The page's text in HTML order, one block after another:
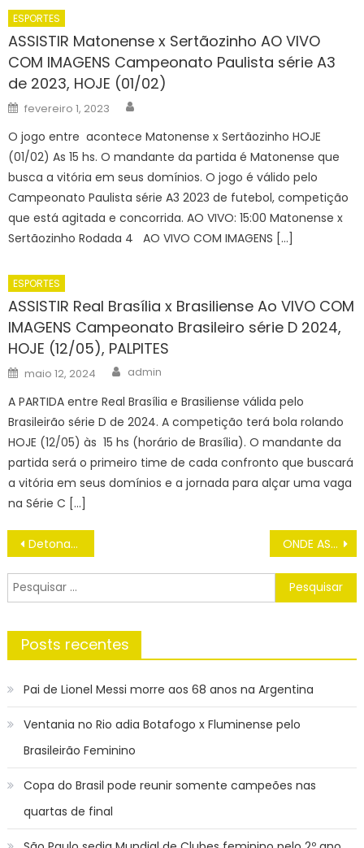
ESPORTES
ASSISTIR Matonense x Sertãozinho AO VIVO
COM IMAGENS Campeonato Paulista série A3
de 2023, HOJE (01/02)
Posted
on
fevereiro 1, 2023
O jogo entre acontece Matonense x Sertãozinho HOJE
(01/02) As 15 hs. O mandante da partida é Matonense que
busca a vitória em seus domínios. O jogo é válido pelo
Campeonato Paulista série A3 2023 de futebol, competição
que está agitada e concorrida. AO VIVO: 15:00 Matonense x
Sertãozinho Rodada 4 AO VIVO COM IMAGENS […]
ESPORTES
ASSISTIR Real Brasília x Brasiliense Ao VIVO COM
IMAGENS Campeonato Brasileiro série D 2024,
HOJE (12/05), PALPITES
Posted
on
maio 12, 2024 Author
admin
A PARTIDA entre Real Brasília e Brasiliense válida pelo
Brasileirão série D de 2024. A competição terá bola rolando
HOJE (12/05) às 15 hs (horário de Brasília). O mandante da
partida será o primeiro time de cada confronto que buscará
a vitória em seus domínios e a jornada para alçar uma vaga
na Série C […]
Navegação
de
Post
Detonada no meio artístico, Regina Duarte é agora detonada por Chris Flores após entrevista desastrosa ONDE ASSISTIR Atlético de Madrid x Cádiz AO VIVO, escalações e palpites Espanhol LA LIGA, HOJE (03/05)
Pesquisar
por:
Posts recentes
Pai de Lionel Messi morre aos 68 anos na Argentina
Ventania no Rio adia Botafogo x Fluminense pelo
Brasileirão Feminino
Copa do Brasil pode reunir somente campeões nas
quartas de final